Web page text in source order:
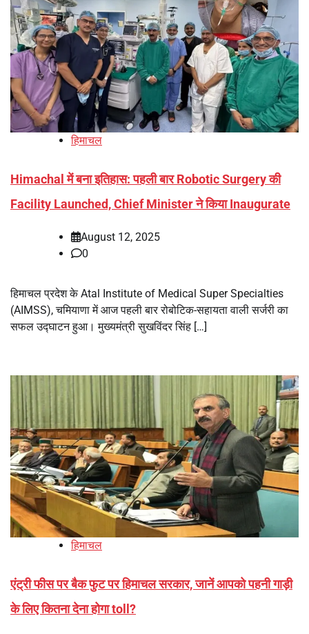
हिमाचल
Himachal में बना इतिहास: पहली बार Robotic Surgery की
Facility Launched, Chief Minister ने किया Inaugurate
August 12, 2025
0
हिमाचल प्रदेश के Atal Institute of Medical Super Specialties
(AIMSS), चमियाणा में आज पहली बार रोबोटिक-सहायता वाली सर्जरी का
सफल उद्घाटन हुआ। मुख्यमंत्री सुखविंदर सिंह […]
हिमाचल
एंट्री फीस पर बैक फुट पर हिमाचल सरकार, जानें आपको पहनी गाड़ी
के लिए कितना देना होगा toll?